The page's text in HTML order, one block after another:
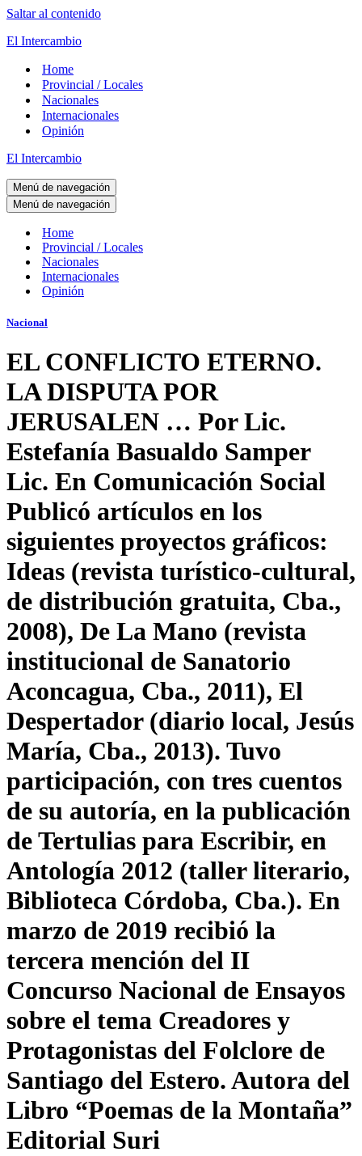
Saltar al contenido
El Intercambio
Home
Provincial / Locales
Nacionales
Internacionales
Opinión
El Intercambio
Menú de navegación
Menú de navegación
Home
Provincial / Locales
Nacionales
Internacionales
Opinión
Nacional
EL CONFLICTO ETERNO.
LA DISPUTA POR
JERUSALEN … Por Lic.
Estefanía Basualdo Samper
Lic. En Comunicación Social
Publicó artículos en los
siguientes proyectos gráficos:
Ideas (revista turístico-cultural,
de distribución gratuita, Cba.,
2008), De La Mano (revista
institucional de Sanatorio
Aconcagua, Cba., 2011), El
Despertador (diario local, Jesús
María, Cba., 2013). Tuvo
participación, con tres cuentos
de su autoría, en la publicación
de Tertulias para Escribir, en
Antología 2012 (taller literario,
Biblioteca Córdoba, Cba.). En
marzo de 2019 recibió la
tercera mención del II
Concurso Nacional de Ensayos
sobre el tema Creadores y
Protagonistas del Folclore de
Santiago del Estero. Autora del
Libro “Poemas de la Montaña”
Editorial Suri